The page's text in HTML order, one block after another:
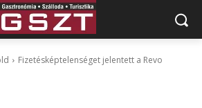
Fizetésképtelenséget jelentett a Revo